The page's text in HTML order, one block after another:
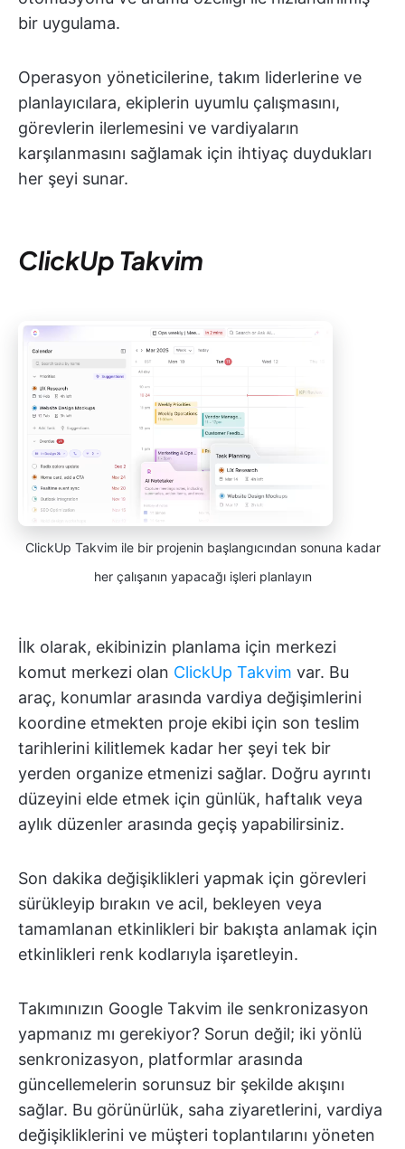
bir uygulama.
Operasyon yöneticilerine, takım liderlerine ve
planlayıcılara, ekiplerin uyumlu çalışmasını,
görevlerin ilerlemesini ve vardiyaların
karşılanmasını sağlamak için ihtiyaç duydukları
her şeyi sunar.
ClickUp Takvim
ClickUp Takvim ile bir projenin başlangıcından sonuna kadar
her çalışanın yapacağı işleri planlayın
İlk olarak, ekibinizin planlama için merkezi
komut merkezi olan ClickUp Takvim var. Bu
araç, konumlar arasında vardiya değişimlerini
koordine etmekten proje ekibi için son teslim
tarihlerini kilitlemek kadar her şeyi tek bir
yerden organize etmenizi sağlar. Doğru ayrıntı
düzeyini elde etmek için günlük, haftalık veya
aylık düzenler arasında geçiş yapabilirsiniz.
Son dakika değişiklikleri yapmak için görevleri
sürükleyip bırakın ve acil, bekleyen veya
tamamlanan etkinlikleri bir bakışta anlamak için
etkinlikleri renk kodlarıyla işaretleyin.
Takımınızın Google Takvim ile senkronizasyon
yapmanız mı gerekiyor? Sorun değil; iki yönlü
senkronizasyon, platformlar arasında
güncellemelerin sorunsuz bir şekilde akışını
sağlar. Bu görünürlük, saha ziyaretlerini, vardiya
değişikliklerini ve müşteri toplantılarını yöneten